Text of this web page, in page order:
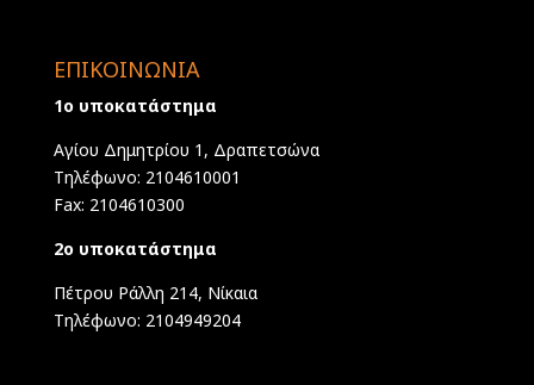
ΕΠΙΚΟΙΝΩΝΙΑ
1ο υποκατάστημα
Αγίου Δημητρίου 1, Δραπετσώνα
Τηλέφωνο: 2104610001
Fax: 2104610300
2ο υποκατάστημα
Πέτρου Ράλλη 214, Νίκαια
Τηλέφωνο: 2104949204